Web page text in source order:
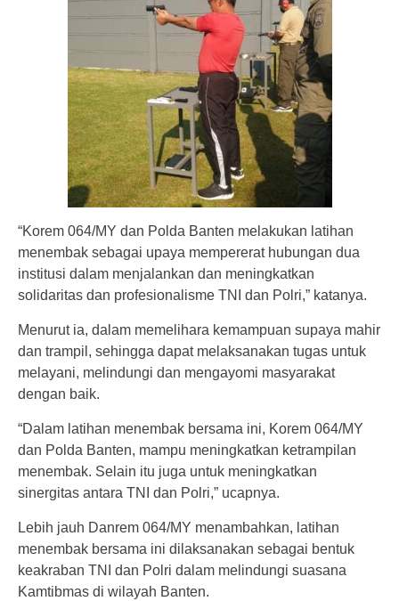
“Korem 064/MY dan Polda Banten melakukan latihan
menembak sebagai upaya mempererat hubungan dua
institusi dalam menjalankan dan meningkatkan
solidaritas dan profesionalisme TNI dan Polri,” katanya.
Menurut ia, dalam memelihara kemampuan supaya mahir
dan trampil, sehingga dapat melaksanakan tugas untuk
melayani, melindungi dan mengayomi masyarakat
dengan baik.
“Dalam latihan menembak bersama ini, Korem 064/MY
dan Polda Banten, mampu meningkatkan ketrampilan
menembak. Selain itu juga untuk meningkatkan
sinergitas antara TNI dan Polri,” ucapnya.
Lebih jauh Danrem 064/MY menambahkan, latihan
menembak bersama ini dilaksanakan sebagai bentuk
keakraban TNI dan Polri dalam melindungi suasana
Kamtibmas di wilayah Banten.